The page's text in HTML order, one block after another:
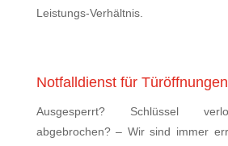
Leistungs-Verhältnis.
Notfalldienst für Türöffnungen
Ausgesperrt? Schlüssel
abgebrochen? – Wir sind immer